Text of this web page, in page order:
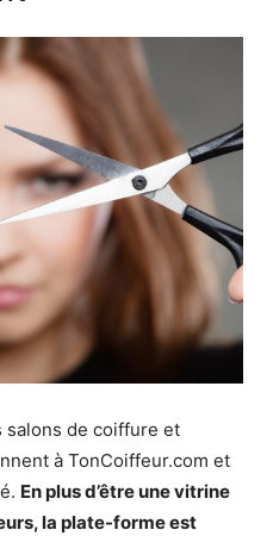
salons de coiffure et
à TonCoiffeur.com et
En plus d’être une vitrine
la plate-forme est